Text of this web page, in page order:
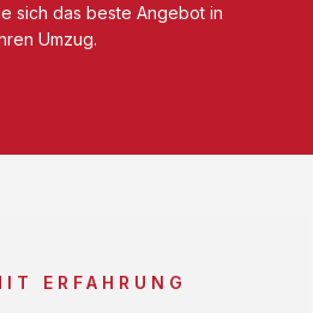
sich das beste Angebot in
Umzug.
ERFAHRUNG